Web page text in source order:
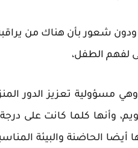
شعور بأن هناك من
لفهم الطفل،
مسؤولية تعزيز الدور
وأنها كلما كانت على
أيضا الحاضنة والبيئة